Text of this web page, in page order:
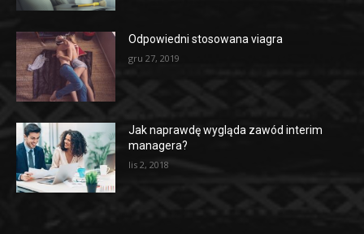
Odpowiedni stosowana viagra
gru 27, 2019
Jak naprawdę wygląda zawód interim
managera?
lis 2, 2018